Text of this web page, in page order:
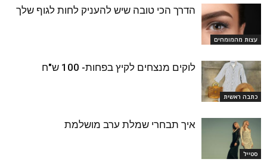
עצות מהמומחים
הדרך הכי טובה שיש להעניק לחות לגוף שלך
כתבה ראשית
לוקים מנצחים לקיץ בפחות- 100 ש"ח
סטייל
איך תבחרי שמלת ערב מושלמת